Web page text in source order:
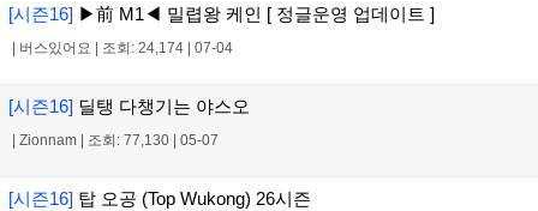
[시즌16] ▶前 M1◀ 밀렵왕 케인 [ 정글운영 업데이트 ]
버스있어요 조회: 24,174 07-04
[시즌16] 딜탱 다챙기는 야스오
Zionnam 조회: 77,130 05-07
[시즌16] 탑 오공 (Top Wukong) 26시즌